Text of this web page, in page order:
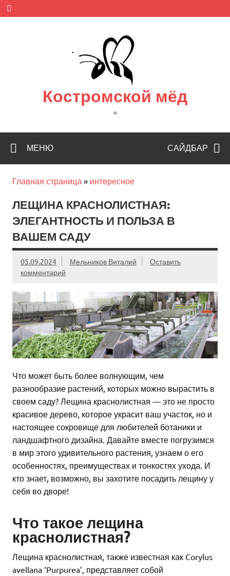
Skip
content
Костромской мёд
=
САЙДБАР
МЕНЮ
Главная страница » интересное
ЛЕЩИНА КРАСНОЛИСТНАЯ:
ЭЛЕГАНТНОСТЬ И ПОЛЬЗА В
ВАШЕМ САДУ
05.09.2024 Мельников Виталий
Оставить
комментарий
Что может быть более волнующим, чем
разнообразие растений, которых можно вырастить в
своем саду? Лещина краснолистная — это не просто
красивое дерево, которое украсит ваш участок, но и
настоящее сокровище для любителей ботаники и
ландшафтного дизайна. Давайте вместе погрузимся
в мир этого удивительного растения, узнаем о его
особенностях, преимуществах и тонкостях ухода. И
кто знает, возможно, вы захотите посадить лещину у
себя во дворе!
Что такое лещина
краснолистная?
Лещина краснолистная, также известная как Corylus
avellana ‘Purpurea’, представляет собой